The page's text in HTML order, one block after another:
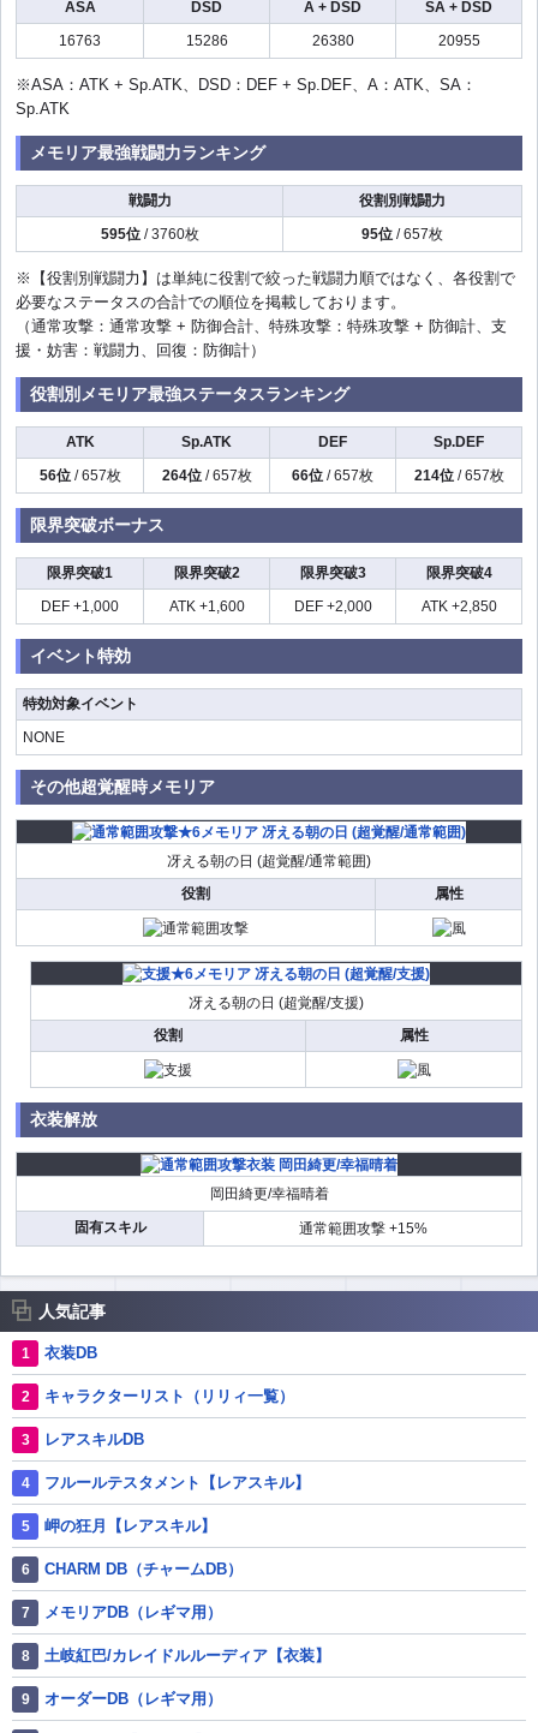
ASA DSD A + DSD
SA + DSD
16763
15286 26380 20955
※ASA：ATK + Sp.ATK、DSD：DEF + Sp.DEF、A：ATK、SA：
Sp.ATK
メモリア最強戦闘力ランキング
戦闘力
役割別戦闘力
595位/ 3760枚 95位 / 657枚
※【役割別戦闘力】は単純に役割で絞った戦闘力順ではなく、各役割で
必要なステータスの合計での順位を掲載しております。
（通常攻撃：通常攻撃 + 防御合計、特殊攻撃：特殊攻撃 + 防御計、支
援・妨害：戦闘力、回復：防御計）
役割別メモリア最強ステータスランキング
ATK Sp.ATK DEF
Sp.DEF
56位/ 657枚 264位/ 657枚 66位 / 657枚 214位/ 657枚
限界突破ボーナス
限界突破1 限界突破2 限界突破3
限界突破4
DEF +1,000
ATK +1,600 DEF +2,000 ATK +2,850
イベント特効
特効対象イベント
NONE
その他超覚醒時メモリア
冴える朝の日 (超覚醒/通常範囲)
役割
属性
冴える朝の日 (超覚醒/支援)
役割
属性
衣装解放
岡田綺更/幸福晴着
固有スキル
通常範囲攻撃 +15%
人気記事
衣装DB
キャラクターリスト（リリィ一覧）
レアスキルDB
フルールテスタメント【レアスキル】
岬の狂月【レアスキル】
CHARM DB（チャームDB）
メモリアDB（レギマ用）
土岐紅巴/カレイドルルーディア【衣装】
オーダーDB（レギマ用）